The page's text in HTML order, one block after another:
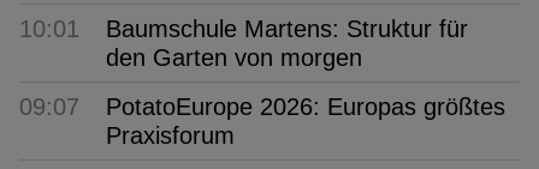
10:01
Baumschule Martens: Struktur für
den Garten von morgen
09:07
PotatoEurope 2026: Europas größtes
Praxisforum